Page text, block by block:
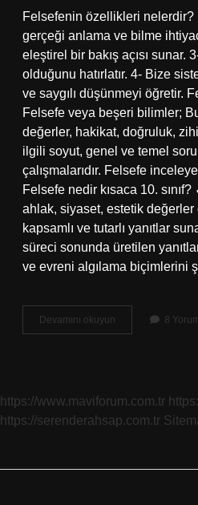
Felsefenin özellikleri nelerdir?
gerçeği anlama ve bilme
eleştirel bir bakış açısı sunar.
olduğunu hatırlatır. 4- Bize
ve saygılı düşünmeyi öğretir.
Felsefe veya beşeri bilimler;
değerler, hakikat, doğruluk,
ilgili soyut, genel ve temel
çalışmalarıdır. Felsefe
Felsefe nedir kısaca 10.
ahlak, siyaset, estetik
kapsamlı ve tutarlı yanıtlar
süreci sonunda üretilen
ve evreni algılama biçimlerini
Devamını okuyun
Nedir
8
https://www.maviforum.com.tr
https://serenderahsap.com.tr